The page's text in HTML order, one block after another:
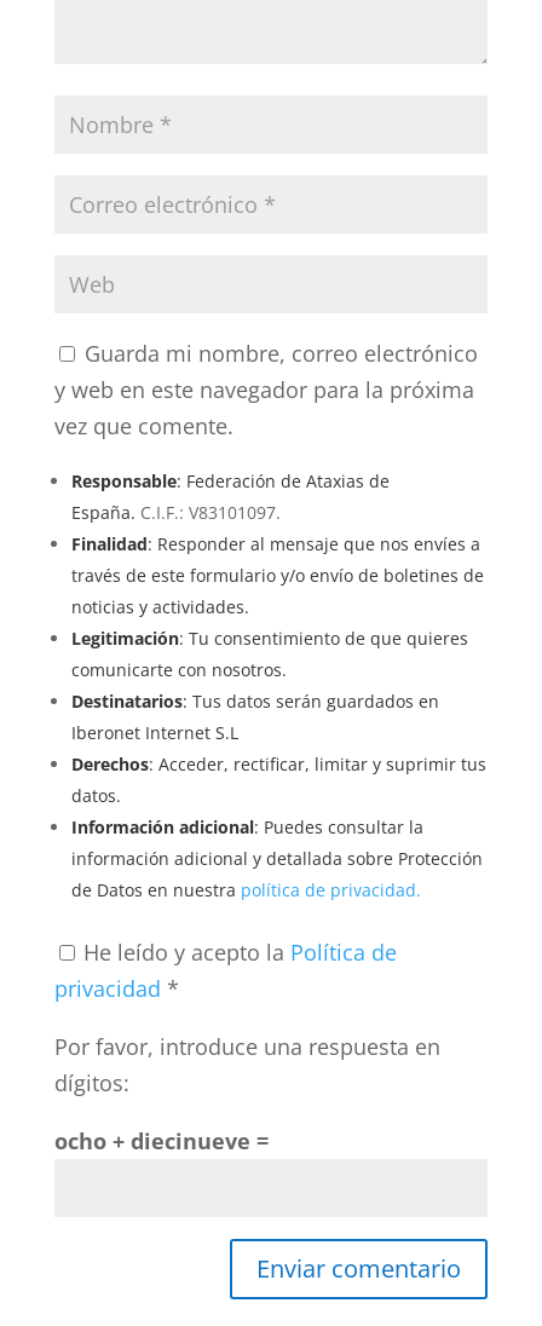
Guarda mi nombre, correo electrónico
y web en este navegador para la próxima
vez que comente.
Responsable: Federación de Ataxias de
España. C.I.F.: V83101097.
Finalidad: Responder al mensaje que nos envíes a
través de este formulario y/o envío de boletines de
noticias y actividades.
Legitimación: Tu consentimiento de que quieres
comunicarte con nosotros.
Destinatarios: Tus datos serán guardados en
Iberonet Internet S.L
Derechos: Acceder, rectificar, limitar y suprimir tus
datos.
Información adicional: Puedes consultar la
información adicional y detallada sobre Protección
de Datos en nuestra política de privacidad.
He leído y acepto la Política de
privacidad *
Por favor, introduce una respuesta en
dígitos:
ocho + diecinueve =